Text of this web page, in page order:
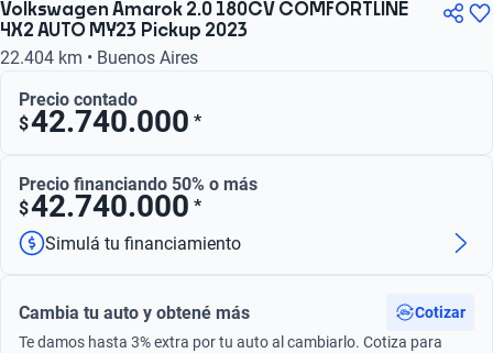
Volkswagen Amarok 2.0 180CV COMFORTLINE
4X2 AUTO MY23 Pickup 2023
22.404 km • Buenos Aires
Precio contado
$42.740.000 *
Precio financiando 50% o más
$42.740.000 *
Simulá tu financiamiento
Cambia tu auto y obtené más
Cotizar
Te damos hasta 3% extra por tu auto al cambiarlo. Cotiza para